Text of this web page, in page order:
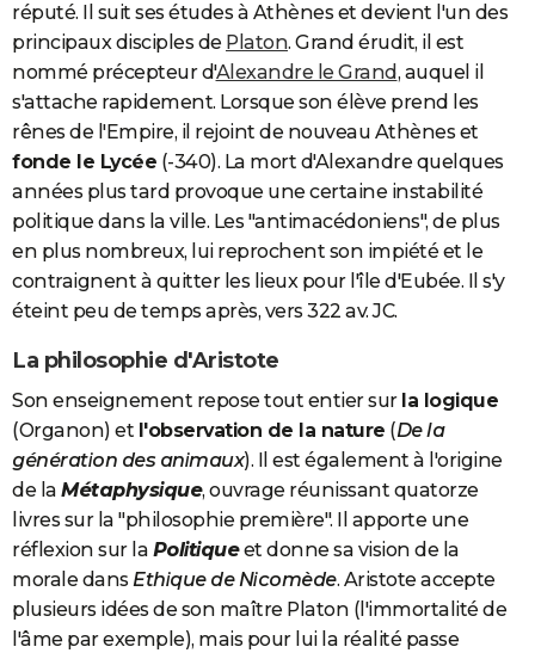
réputé. Il suit ses études à Athènes et devient l'un des
principaux disciples de Platon. Grand érudit, il est
nommé précepteur d'Alexandre le Grand, auquel il
s'attache rapidement. Lorsque son élève prend les
rênes de l'Empire, il rejoint de nouveau Athènes et
fonde le Lycée (-340). La mort d'Alexandre quelques
années plus tard provoque une certaine instabilité
politique dans la ville. Les "antimacédoniens", de plus
en plus nombreux, lui reprochent son impiété et le
contraignent à quitter les lieux pour l'île d'Eubée. Il s'y
éteint peu de temps après, vers 322 av. JC.
La philosophie d'Aristote
Son enseignement repose tout entier sur la logique
(Organon) et l'observation de la nature (De la
génération des animaux). Il est également à l'origine
de la Métaphysique, ouvrage réunissant quatorze
livres sur la "philosophie première". Il apporte une
réflexion sur la Politique et donne sa vision de la
morale dansEthique de Nicomède. Aristote accepte
plusieurs idées de son maître Platon (l'immortalité de
l'âme par exemple), mais pour lui la réalité passe